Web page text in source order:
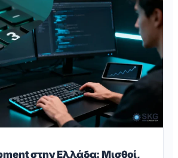
στην Ελλάδα: Μισθοί,